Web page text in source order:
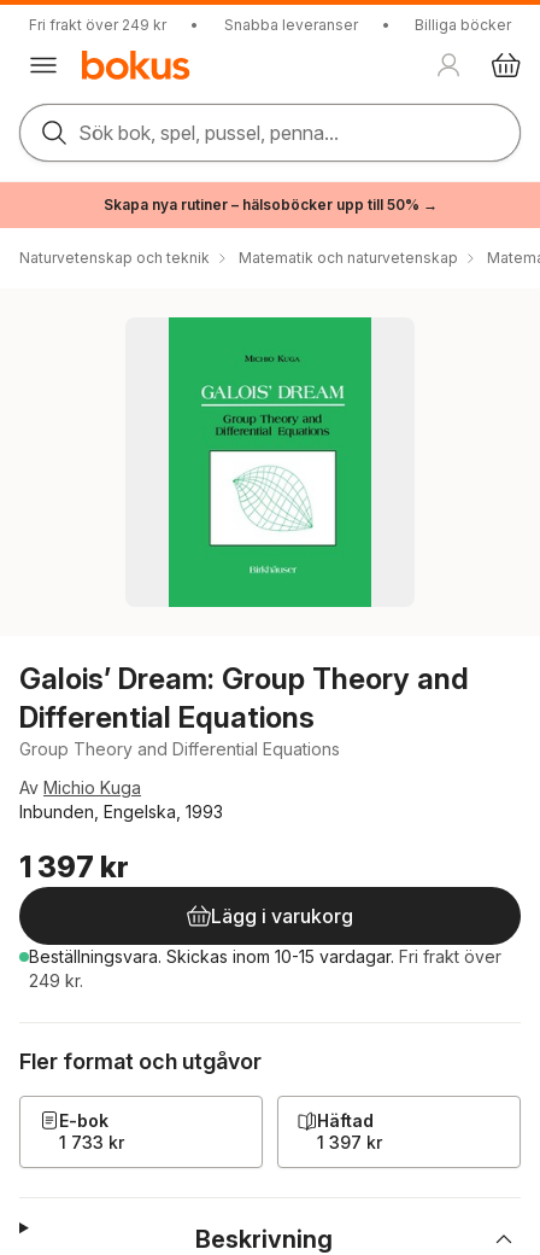
Fri frakt över 249 kr • Snabba leveranser • Billiga böcker
Sök bok, spel, pussel, penna...
Skapa nya rutiner – hälsoböcker upp till 50% →
Naturvetenskap och teknik Matematik och naturvetenskap
Galois’ Dream: Group Theory and
Differential Equations
Group Theory and Differential Equations
Av Michio Kuga
Inbunden, Engelska, 1993
1 397 kr
Lägg i varukorg
Beställningsvara. Skickas inom 10-15 vardagar. Fri frakt över
249 kr.
Fler format och utgåvor
E-bok
1 733 kr
Häftad
1 397 kr
Beskrivning